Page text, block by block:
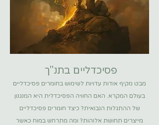
פסיכדליים בתנ"ך
מבט מקיף אודות עדויות לשימוש בחומרים פסיכדליים
בעולם המקרא. האם החוויה הפסיכדלית היא המנגנון
של ההתגלות הנבואית? כיצד חומרים פסיכדליים
מייצרים תחושת אלוהות? ומה מתרחש במוח כאשר